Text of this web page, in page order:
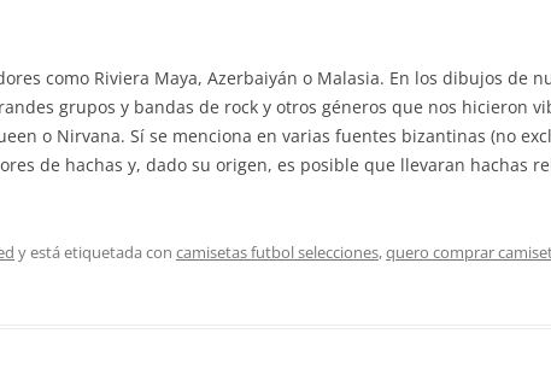
como Riviera Maya, Azerbaiyán o Malasia. En los dibujos de
grupos y bandas de rock y otros géneros que nos hicieron
o Nirvana. Sí se menciona en varias fuentes bizantinas (no
de hachas y, dado su origen, es posible que llevaran hachas
y está etiquetada con camisetas futbol selecciones,quero comprar